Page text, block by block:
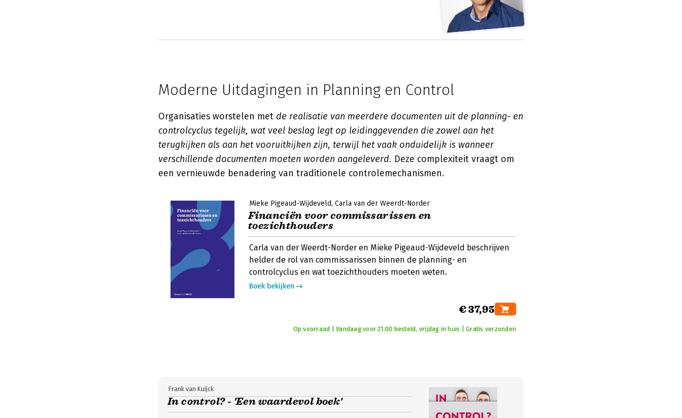
Moderne Uitdagingen in Planning en Control
Organisaties worstelen met de realisatie van meerdere documenten uit de planning- en
controlcyclus tegelijk, wat veel beslag legt op leidinggevenden die zowel aan het
terugkijken als aan het vooruitkijken zijn, terwijl het vaak onduidelijk is wanneer
verschillende documenten moeten worden aangeleverd. Deze complexiteit vraagt om
een vernieuwde benadering van traditionele controlemechanismen.
Mieke Pigeaud-Wijdeveld Carla van der Weerdt-Norder
Financiën voor commissarissen en
toezichthouders
Carla van der Weerdt-Norder en Mieke Pigeaud-Wijdeveld beschrijven
helder de rol van commissarissen binnen de planning- en
controlcyclus en wat toezichthouders moeten weten.
Boek bekijken
€ 37,95
Op voorraad | Vandaag voor 21:00 besteld, vrijdag in huis | Gratis verzonden
In control? - 'Een waardevol boek'
Frank van Kuijck